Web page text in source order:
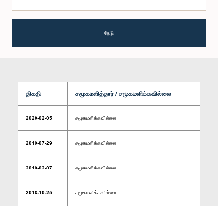
தேடு
திகதி சமூகமளித்தார் / சமூகமளிக்கவில்லை
2020-02-05 சமூகமளிக்கவில்லை
2019-07-29 சமூகமளிக்கவில்லை
2019-02-07 சமூகமளிக்கவில்லை
2018-10-25 சமூகமளிக்கவில்லை